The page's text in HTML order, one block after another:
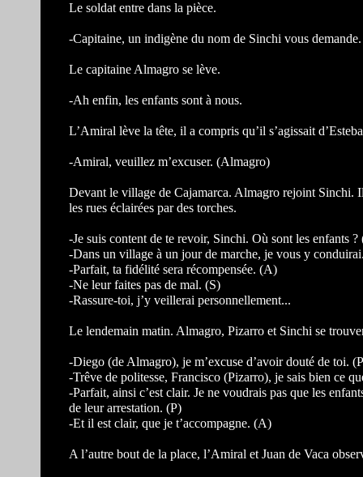
Le soldat entre dans la pièce.
-Capitaine, un indigène du nom de Sinchi vous demande.
Le capitaine Almagro se lève.
-Ah enfin, les enfants sont à nous.
L’Amiral lève la tête, il a compris qu’il s’agissait
-Amiral, veuillez m’excuser. (Almagro)
Devant le village de Cajamarca. Almagro rejoint Sinchi.
les rues éclairées par des torches.
-Je suis content de te revoir, Sinchi. Où sont les enfants
-Dans un village à un jour de marche, je vous y
-Parfait, ta fidélité sera récompensée. (A)
-Ne leur faites pas de mal. (S)
-Rassure-toi, j’y veillerai personnellement...
Le lendemain matin. Almagro, Pizarro et Sinchi se
-Diego (de Almagro), je m’excuse d’avoir douté de toi.
-Trêve de politesse, Francisco (Pizarro), je sais bien ce
-Parfait, ainsi c’est clair. Je ne voudrais pas que les
de leur arrestation. (P)
-Et il est clair, que je t’accompagne. (A)
A l’autre bout de la place, l’Amiral et Juan de Vaca